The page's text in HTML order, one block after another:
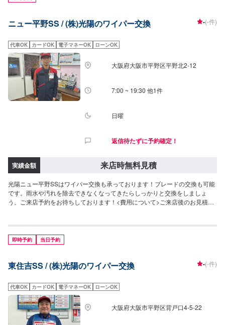
ニュー平野SS / (株)光陽のワイパー交換 -(-件)
代車OK カードOK 電子マネーOK ローンOK
大阪府大阪市平野区平野北2-12
7:00 ~ 19:30 他1件
日曜
返信待たずに予約確定！
実績金額 来店時無料見積
光陽ニュー平野SSはワイパー交換も承っております！ブレードの交換も可能
です。雨水や汚れを除去できなくなってきたらしっかりと交換をしましょ
う。ご来店予約をお待ちしております！<費用について>ご来店後のお見積も
即時予約 当日予約
東住吉SS / (株)光陽のワイパー交換 -(-件)
代車OK カードOK 電子マネーOK ローンOK
大阪府大阪市平野区背戸口4-5-22